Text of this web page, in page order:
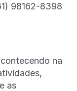
98162-8398
na
as